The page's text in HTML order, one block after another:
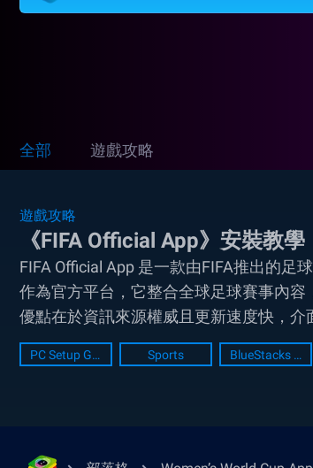
全部 遊戲攻略
遊戲攻略
《FIFA Official App》安裝教學
FIFA Official App 是一款由FIFA推出的足
作為官方平台，它整合全球足球賽事內
優點在於資訊來源權威且更新速度快，
PC Setup Guide Sports BlueStacks Setup